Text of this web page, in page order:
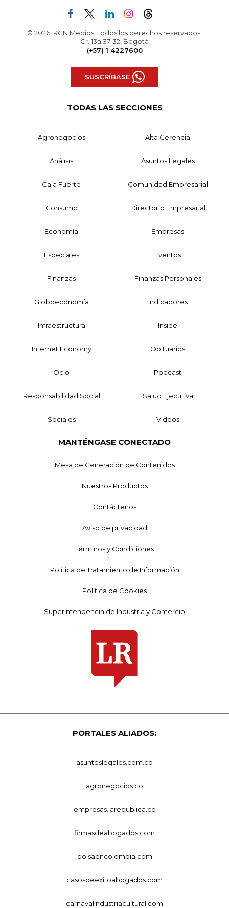
© 2026, RCN Medios. Todos los derechos reservados.
Cr. 13a 37-32, Bogotá
(+57) 1 4227600
SUSCRÍBASE
TODAS LAS SECCIONES
Agronegocios Alta Gerencia
Análisis Asuntos Legales
Caja Fuerte Comunidad Empresarial
Consumo Directorio Empresarial
Economía Empresas
Especiales Eventos
Finanzas Finanzas Personales
Globoeconomía Indicadores
Infraestructura Inside
Internet Economy Obituarios
Ocio Podcast
Responsabilidad Social Salud Ejecutiva
Sociales Videos
MANTÉNGASE CONECTADO
Mesa de Generación de Contenidos
Nuestros Productos
Contáctenos
Aviso de privacidad
Términos y Condiciones
Política de Tratamiento de Información
Política de Cookies
Superintendencia de Industria y Comercio
PORTALES ALIADOS:
asuntoslegales.com.co
agronegocios.co
empresas.larepublica.co
firmasdeabogados.com
bolsaencolombia.com
casosdeexitoabogados.com
carnavalindustriacultural.com